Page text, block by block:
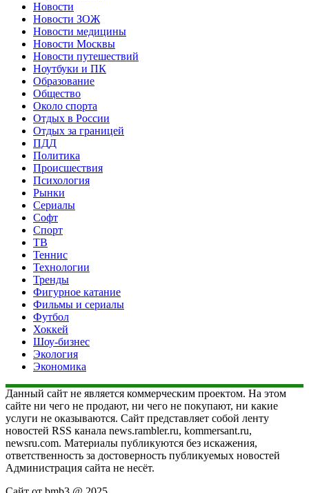
Новости
Новости ЗОЖ
Новости медицины
Новости Москвы
Новости путешествий
Ноутбуки и ПК
Образование
Общество
Около спорта
Отдых в России
Отдых за границей
ПДД
Политика
Происшествия
Психология
Рынки
Сериалы
Софт
Спорт
ТВ
Теннис
Технологии
Тренды
Фигурное катание
Фильмы и сериалы
Футбол
Хоккей
Шоу-бизнес
Экология
Экономика
Данный сайт не является коммерческим проектом. На этом
сайте ни чего не продают, ни чего не покупают, ни какие
услуги не оказываются. Сайт представляет собой ленту
новостей RSS канала news.rambler.ru, kommersant.ru,
newsru.com. Материалы публикуются без искажения,
ответственность за достоверность публикуемых новостей
Администрация сайта не несёт.